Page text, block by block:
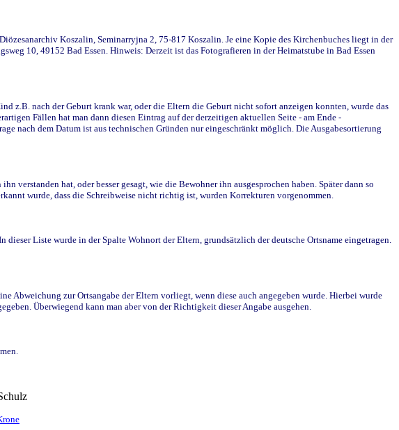
Koszalin, Seminarryjna 2, 75-817 Koszalin. Je eine Kopie des Kirchenbuches liegt in der
10, 49152 Bad Essen. Hinweis: Derzeit ist das Fotografieren in der Heimatstube in Bad Essen
z.B. nach der Geburt krank war, oder die Eltern die Geburt nicht sofort anzeigen konnten, wurde das
Fällen hat man dann diesen Eintrag auf der derzeitigen aktuellen Seite - am Ende -
nach dem Datum ist aus technischen Gründen nur eingeschränkt möglich. Die Ausgabesortierung
verstanden hat, oder besser gesagt, wie die Bewohner ihn ausgesprochen haben. Später dann so
wurde, dass die Schreibweise nicht richtig ist, wurden Korrekturen vorgenommen.
Liste wurde in der Spalte Wohnort der Eltern, grundsätzlich der deutsche Ortsname eingetragen.
Abweichung zur Ortsangabe der Eltern vorliegt, wenn diese auch angegeben wurde. Hierbei wurde
Überwiegend kann man aber von der Richtigkeit dieser Angabe ausgehen.